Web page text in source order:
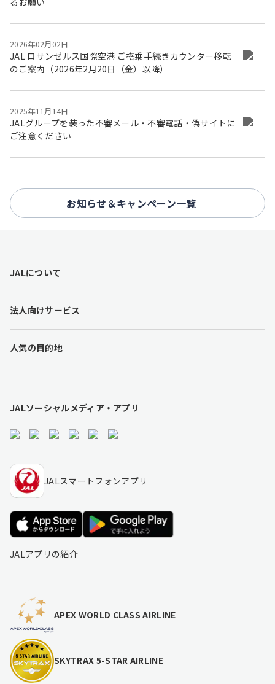
2026年02月02日
JAL ロサンゼルス国際空港 ご搭乗手続きカウンター移転
のご案内（2026年2月20日（金）以降）
2025年11月14日
JALグループを装った不審メール・不審電話・偽サイトに
ご注意ください
お知らせ＆キャンペーン一覧
o
e
i
n
JALについて
法人向けサービス
人気の目的地
JALソーシャルメディア・アプリ
JALスマートフォンアプリ
JALアプリの紹介
APEX WORLD CLASS AIRLINE
SKYTRAX 5-STAR AIRLINE